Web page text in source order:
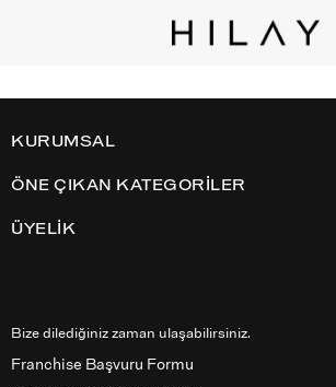
KURUMSAL
ÖNE ÇIKAN KATEGORİLER
ÜYELİK
Bize dilediğiniz zaman ulaşabilirsiniz.
Franchise Başvuru Formu